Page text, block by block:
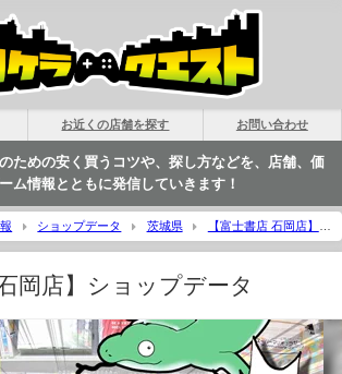
お近くの店舗を探す お問い合わせ
ための安く買うコツや、探し方などを、店舗、価
ム情報とともに発信していきます！
ショップデータ 茨城県
【富士書店 石岡店】シ
エスト
岡店】ショップデータ